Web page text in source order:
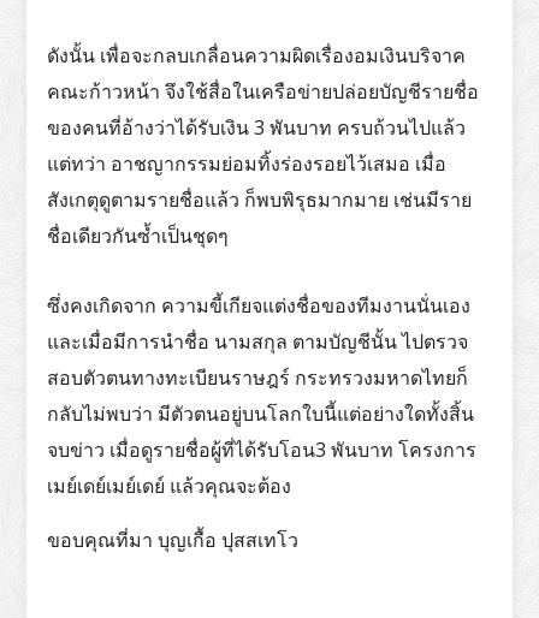
ดังนั้น เพื่อจะกลบเกลื่อนความผิดเรื่องอมเงินบริจาค
คณะก้าวหน้า จึงใช้สื่อในเครือข่ายปล่อยบัญชีรายชื่อ
ของคนที่อ้างว่าได้รับเงิน 3 พันบาท ครบถ้วนไปแล้ว
แต่ทว่า อาชญากรรมย่อมทิ้งร่องรอยไว้เสมอ เมื่อ
สังเกตุดูตามรายชื่อแล้ว ก็พบพิรุธมากมาย เช่นมีราย
ชื่อเดียวกันซ้ำเป็นชุดๆ
ซึ่งคงเกิดจาก ความขี้เกียจแต่งชื่อของทีมงานนั่นเอง
และเมื่อมีการนำชื่อ นามสกุล ตามบัญชีนั้น ไปตรวจ
สอบตัวตนทางทะเบียนราษฎร์ กระทรวงมหาดไทยก็
กลับไม่พบว่า มีตัวตนอยู่บนโลกใบนี้แต่อย่างใดทั้งสิ้น
จบข่าว เมื่อดูรายชื่อผู้ที่ได้รับโอน3 พันบาท โครงการ
เมย์เดย์เมย์เดย์ แล้วคุณจะต้อง
ขอบคุณที่มา บุญเกื้อ ปุสสเทโว